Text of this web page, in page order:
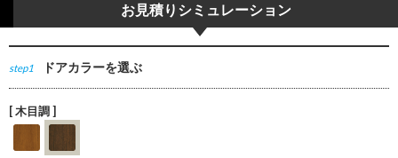
お見積りシミュレーション
step1 ドアカラーを選ぶ
[ 木目調 ]